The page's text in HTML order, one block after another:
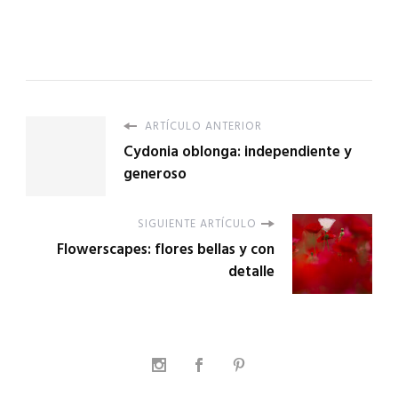
ARTÍCULO ANTERIOR
Cydonia oblonga: independiente y
generoso
SIGUIENTE ARTÍCULO
Flowerscapes: flores bellas y con
detalle